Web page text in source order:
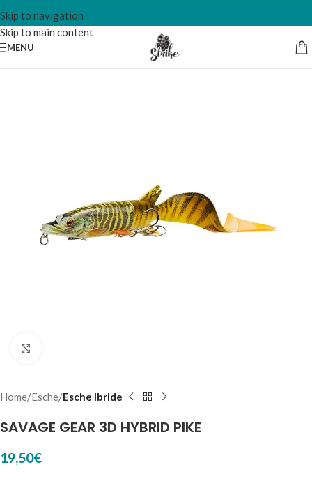
Skip to navigation
Skip to main content
MENU
Home Esche Esche Ibride
SAVAGE GEAR 3D HYBRID PIKE
19,50€